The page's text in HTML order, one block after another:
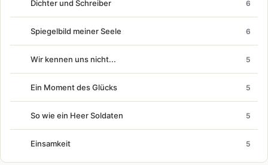
Dichter und Schreiber 6
Spiegelbild meiner Seele 6
Wir kennen uns nicht... 5
Ein Moment des Glücks 5
So wie ein Heer Soldaten 5
Einsamkeit 5